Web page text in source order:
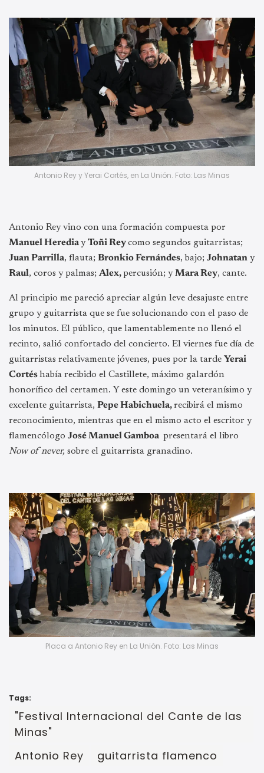
Antonio Rey y Yerai Cortés, en La Unión. Foto: Las Minas
Antonio Rey vino con una formación compuesta por
Manuel HerediayToñi Reycomo segundos guitarristas;
Juan Parrilla, flauta; Bronkio Fernándes, bajo; Johnatan y
Raul, coros y palmas; Alex,percusión; yMara Rey, cante.
Al principio me pareció apreciar algún leve desajuste entre
grupo y guitarrista que se fue solucionando con el paso de
los minutos. El público, que lamentablemente no llenó el
recinto, salió confortado del concierto. El viernes fue día de
guitarristas relativamente jóvenes, pues por la tarde Yerai
Cortéshabía recibido el Castillete, máximo galardón
honorífico del certamen. Y este domingo un veteranísimo y
excelente guitarrista, Pepe Habichuela,recibirá el mismo
reconocimiento, mientras que en el mismo acto el escritor y
flamencólogo José Manuel Gamboa presentará el libro
Now of never, sobre el guitarrista granadino.
Placa a Antonio Rey en La Unión. Foto: Las Minas
Tags:
"Festival Internacional del Cante de las
Minas"
Antonio Rey
guitarrista flamenco